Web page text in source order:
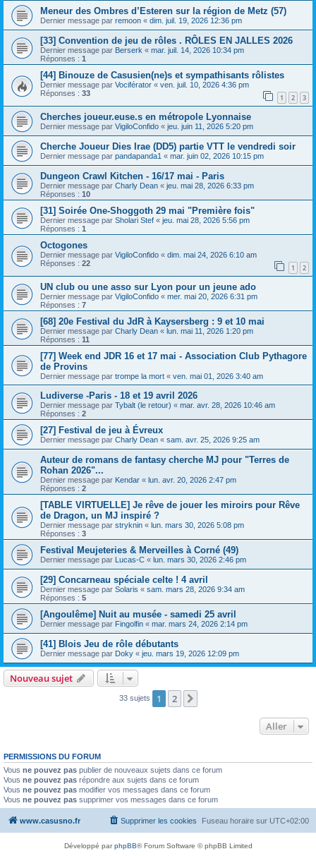
Meneur des Ombres d’Esteren sur la région de Metz (57)
Dernier message par remoon « dim. juil. 19, 2026 12:36 pm
[33] Convention de jeu de rôles . RÔLES EN JALLES 2026
Dernier message par Berserk « mar. juil. 14, 2026 10:34 pm
Réponses : 1
[44] Binouze de Casusien(ne)s et sympathisants rôlistes
Dernier message par Vociférator « ven. juil. 10, 2026 4:36 pm
Réponses : 33 1 2 3
Cherches joueur.euse.s en métropole Lyonnaise
Dernier message par VigiloConfido « jeu. juin 11, 2026 5:20 pm
Cherche Joueur Dies Irae (DD5) partie VTT le vendredi soir
Dernier message par pandapanda1 « mar. juin 02, 2026 10:15 pm
Dungeon Crawl Kitchen - 16/17 mai - Paris
Dernier message par Charly Dean « jeu. mai 28, 2026 6:33 pm
Réponses : 10
[31] Soirée One-Shoggoth 29 mai "Première fois"
Dernier message par Sholari Stef « jeu. mai 28, 2026 5:56 pm
Réponses : 1
Octogones
Dernier message par VigiloConfido « dim. mai 24, 2026 6:10 am
Réponses : 22 1 2
UN club ou une asso sur Lyon pour un jeune ado
Dernier message par VigiloConfido « mer. mai 20, 2026 6:31 pm
Réponses : 7
[68] 20e Festival du JdR à Kaysersberg : 9 et 10 mai
Dernier message par Charly Dean « lun. mai 11, 2026 1:20 pm
Réponses : 11
[77] Week end JDR 16 et 17 mai - Association Club Pythagore
de Provins
Dernier message par trompe la mort « ven. mai 01, 2026 3:40 am
Ludiverse -Paris - 18 et 19 avril 2026
Dernier message par Tybalt (le retour) « mar. avr. 28, 2026 10:46 am
Réponses : 2
[27] Festival de jeu à Évreux
Dernier message par Charly Dean « sam. avr. 25, 2026 9:25 am
Auteur de romans de fantasy cherche MJ pour "Terres de
Rohan 2026"...
Dernier message par Kendar « lun. avr. 20, 2026 2:47 pm
Réponses : 2
[TABLE VIRTUELLE] Je rêve de jouer les miroirs pour Rêve
de Dragon, un MJ inspiré ?
Dernier message par stryknin « lun. mars 30, 2026 5:08 pm
Réponses : 3
Festival Meujeteries & Merveilles à Corné (49)
Dernier message par Lucas-C « lun. mars 30, 2026 2:46 pm
[29] Concarneau spéciale celte ! 4 avril
Dernier message par Solaris « sam. mars 28, 2026 9:34 am
Réponses : 5
[Angoulême] Nuit au musée - samedi 25 avril
Dernier message par Fingolfin « mar. mars 24, 2026 2:14 pm
[41] Blois Jeu de rôle débutants
Dernier message par Doky « jeu. mars 19, 2026 12:09 pm
Nouveau sujet
33 sujets 1 2
Aller
PERMISSIONS DU FORUM
Vous ne pouvez pas publier de nouveaux sujets dans ce forum
Vous ne pouvez pas répondre aux sujets dans ce forum
Vous ne pouvez pas modifier vos messages dans ce forum
Vous ne pouvez pas supprimer vos messages dans ce forum
www.casusno.fr Fuseau horaire sur UTC+02:00
Supprimer les cookies
Développé parphpBB® Forum Software © phpBB Limited